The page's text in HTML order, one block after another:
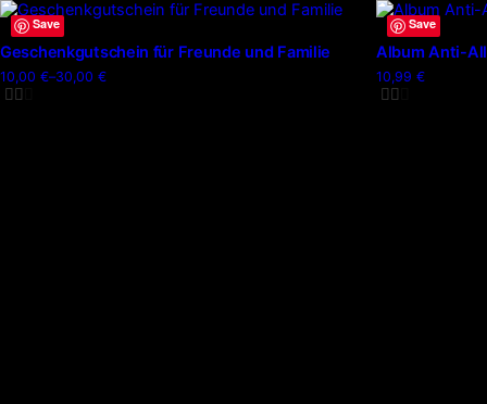
Save
Geschenkgutschein für Freunde und Familie
10,00 €–30,00 €
Preisspanne:
10,00 €
Dieses
Produkt
weist
mehrere
Save
Album Anti-
10,99 €